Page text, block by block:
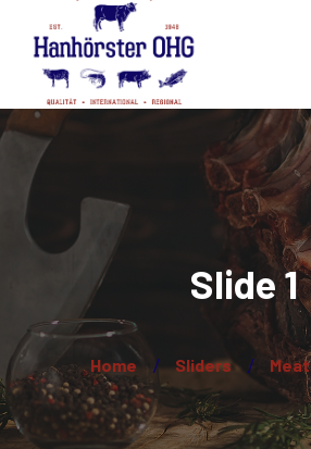
Slide 1
Home Sliders Meat